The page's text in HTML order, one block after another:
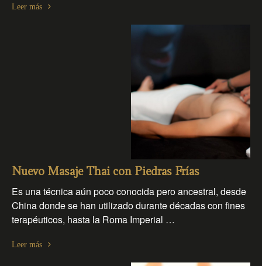
Leer más
Nuevo Masaje Thai con Piedras Frías
Es una técnica aún poco conocida pero ancestral, desde
China donde se han utilizado durante décadas con fines
terapéuticos, hasta la Roma Imperial …
Leer más